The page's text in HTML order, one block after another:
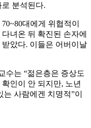
분석된다.
대에게 위협적이
녀온 뒤 확진된 손자에
았다. 이들은 어버이날
수는 “젊은층은 증상도
인이 안 되지만, 노년
사람에겐 치명적”이